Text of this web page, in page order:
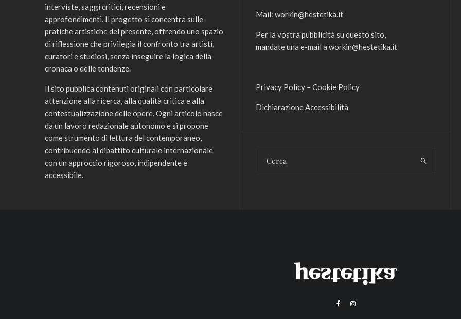
interviste, saggi critici, recensioni e
approfondimenti. Il progetto si concentra sulle
pratiche artistiche del presente, offrendo uno spazio
di riflessione che privilegia il confronto tra artisti,
curatori e studiosi, senza inseguire la logica della
cronaca o delle tendenze.
Il sito pubblica contenuti originali con particolare
attenzione alla ricerca, alla qualità critica e alla
contestualizzazione delle opere. Ogni articolo nasce
da un lavoro redazionale autonomo e si propone
come strumento di lettura del contemporaneo,
contribuendo al dibattito culturale internazionale
con un approccio rigoroso, indipendente e
accessibile.
Mail: workin@hestetika.it
Per la vostra pubblicità su questo sito,
mandate una e-mail a workin@hestetika.it
Privacy Policy – Cookie Policy
Dichiarazione Accessibilità